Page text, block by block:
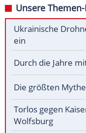
Unsere
Ukrainische
ein
Durch die Jahre
Die größten
Torlos gegen
Wolfsburg